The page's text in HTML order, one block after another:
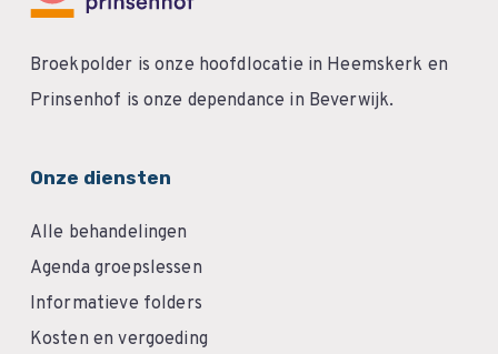
Broekpolder is onze hoofdlocatie in Heemskerk en
Prinsenhof is onze dependance in Beverwijk.
Onze diensten
Alle behandelingen
Agenda groepslessen
Informatieve folders
Kosten en vergoeding